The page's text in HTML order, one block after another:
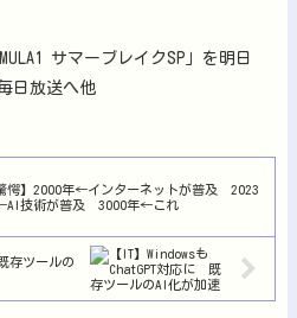
サマーブレイクSP」を明日
日放送へ他
愕】2000年←インターネットが普及 2023
技術が普及 3000年←これ
存ツールの